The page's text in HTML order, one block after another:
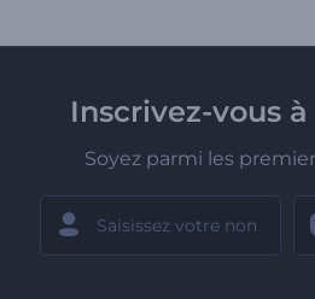
Inscrivez-vous
Soyez parmi les